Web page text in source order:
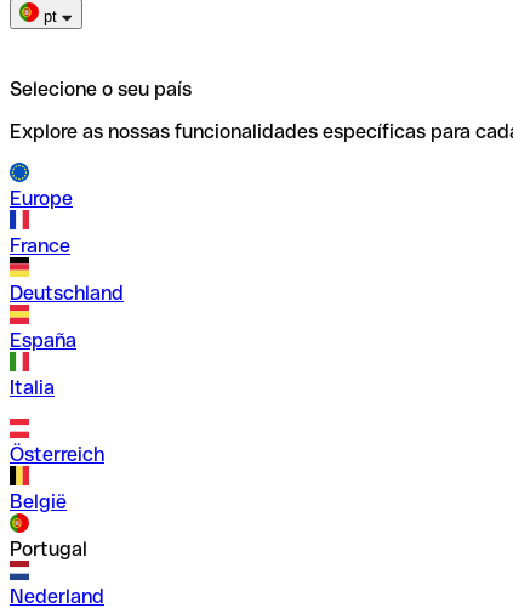
pt
Selecione o seu país
Explore as nossas funcionalidades específicas para
Europe
France
Deutschland
España
Italia
Österreich
België
Portugal
Nederland